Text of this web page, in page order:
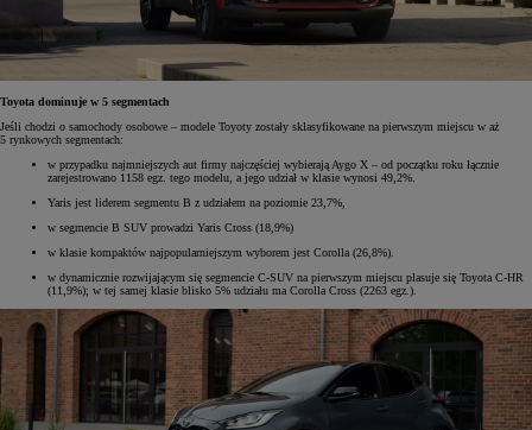
Toyota dominuje w 5 segmentach
Jeśli chodzi o samochody osobowe – modele Toyoty zostały sklasyfikowane na pierwszym miejscu w aż
5 rynkowych segmentach:
w przypadku najmniejszych aut firmy najczęściej wybierają Aygo X – od początku roku łącznie
zarejestrowano 1158 egz. tego modelu, a jego udział w klasie wynosi 49,2%.
Yaris jest liderem segmentu B z udziałem na poziomie 23,7%,
w segmencie B SUV prowadzi Yaris Cross (18,9%)
w klasie kompaktów najpopularniejszym wyborem jest Corolla (26,8%).
w dynamicznie rozwijającym się segmencie C-SUV na pierwszym miejscu plasuje się Toyota C-HR
(11,9%); w tej samej klasie blisko 5% udziału ma Corolla Cross (2263 egz.).